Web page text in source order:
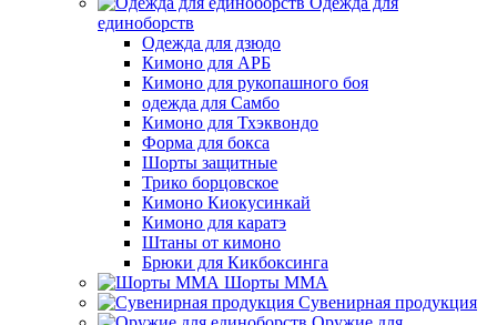
единоборств
Одежда для дзюдо
Кимоно для АРБ
Кимоно для рукопашного боя
одежда для Самбо
Кимоно для Тхэквондо
Форма для бокса
Шорты защитные
Трико борцовское
Кимоно Киокусинкай
Кимоно для каратэ
Штаны от кимоно
Брюки для Кикбоксинга
Шорты ММА
Сувенирная продукция